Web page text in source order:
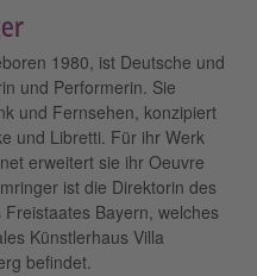
1980, ist Deutsche und
und Performerin. Sie
und Fernsehen, konzipiert
und Libretti. Für ihr Werk
erweitert sie ihr Oeuvre
ist die Direktorin des
Bayern, welches
Künstlerhaus Villa
befindet.